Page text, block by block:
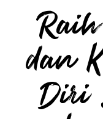
dan
Diri